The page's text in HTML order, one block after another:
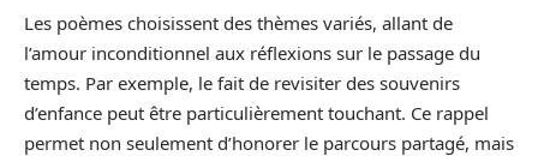
Les poèmes choisissent des thèmes variés, allant de
l’amour inconditionnel aux réflexions sur le passage du
temps. Par exemple, le fait de revisiter des souvenirs
d’enfance peut être particulièrement touchant. Ce rappel
permet non seulement d’honorer le parcours partagé, mais